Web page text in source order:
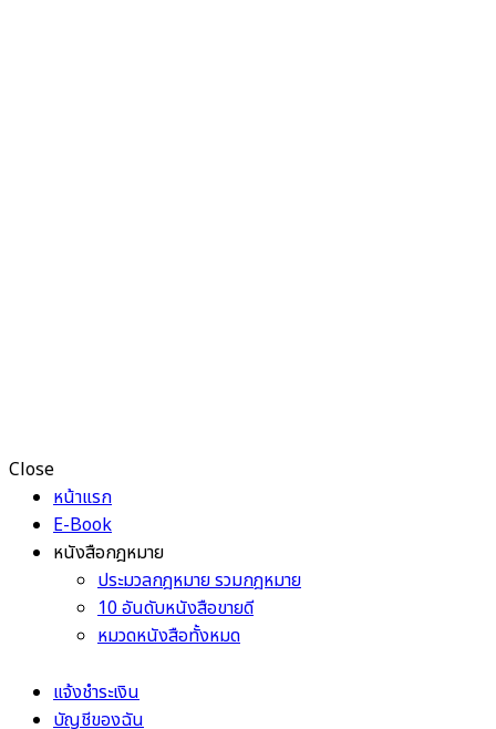
Close
หน้าแรก
E-Book
หนังสือกฎหมาย
ประมวลกฎหมาย รวมกฎหมาย
10 อันดับหนังสือขายดี
หมวดหนังสือทั้งหมด
แจ้งชำระเงิน
บัญชีของฉัน